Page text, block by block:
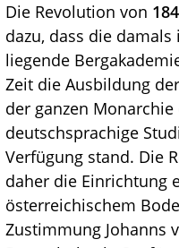
Die Revolution von
dazu, dass die
liegende
Zeit die Ausbildung
der ganzen
deutschsprachige
Verfügung stand. Die
daher die Einrichtung
österreichischem
Zustimmung Johanns